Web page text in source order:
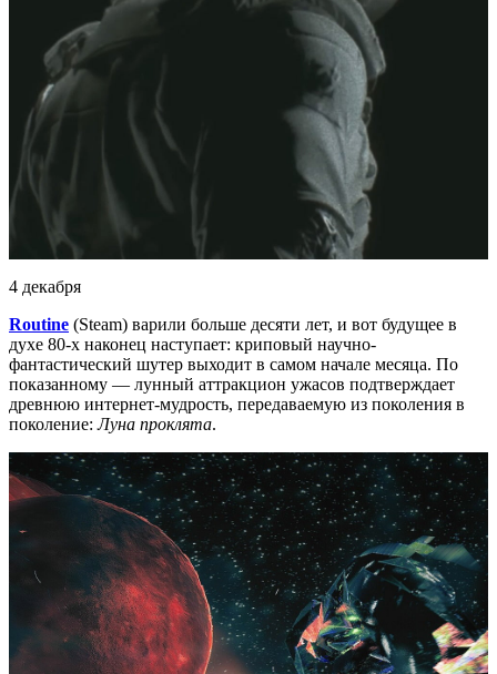
4 декабря
Routine (Steam) варили больше десяти лет, и вот будущее в
духе 80-х наконец наступает: криповый научно-
фантастический шутер выходит в самом начале месяца. По
показанному — лунный аттракцион ужасов подтверждает
древнюю интернет-мудрость, передаваемую из поколения в
поколение:Луна проклята.